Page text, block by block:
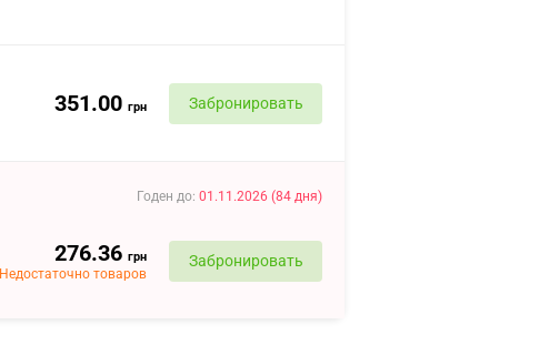
351.00 грн Забронировать
Годен до: 01.11.2026 (84 дня)
276.36 грн
Недостаточно товаров
Забронировать